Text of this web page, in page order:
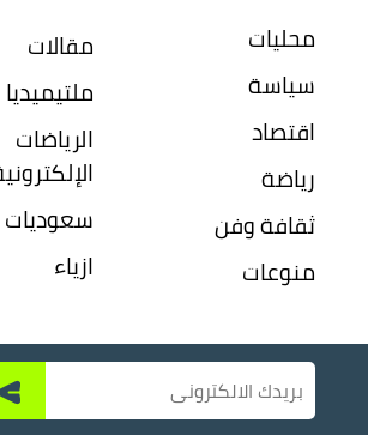
محليات
سياسة
اقتصاد
رياضة
ثقافة وفن
منوعات
مقالات
ملتيميديا
الرياضات
سعوديات
ازياء